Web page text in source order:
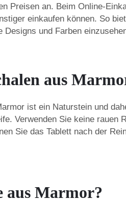
Preisen an. Beim Online-
einkaufen können. So
und Farben
aus
ist ein Naturstein und
Verwenden Sie keine rauen
Sie das Tablett nach der
aus Marmor?